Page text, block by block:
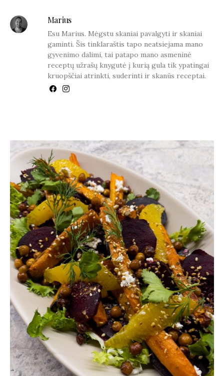
Marius
Esu Marius. Mėgstu skaniai pavalgyti ir skaniai
gaminti. Šis tinklaraštis tapo neatsiejama mano
gyvenimo dalimi, tai patapo mano asmeninė
receptų užrašų knygutė į kurią gula tik ypatingai
kruopščiai atrinkti, suderinti ir skanūs receptai.